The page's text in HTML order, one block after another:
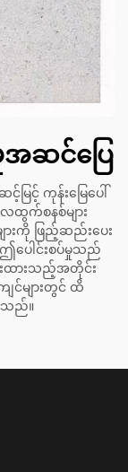
ဆင်ပြေ
ြင့် ကုန်းမြေပေါ်
ထွက်စနစ်များ
းကို ဖြည့်ဆည်းပေး
ပေါင်းစပ်မှုသည်
းထားသည့်အတိုင်း
င်များတွင် ထိ
သည်။